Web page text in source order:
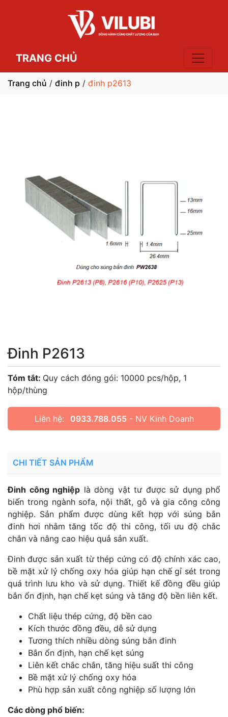
TRANG CHỦ
Trang chủ / đinh p / đinh p2613
Đinh P2613
Tóm tắt: Quy cách đóng gói: 10000 pcs/hộp, 1
hộp/thùng
Liên hệ: 0933.788.055- NV Kinh Doanh
CHI TIẾT SẢN PHẨM
Đinh công nghiệp là dòng vật tư được sử dụng phổ
biến trong ngành sofa, nội thất, gỗ và gia công công
nghiệp. Sản phẩm được dùng kết hợp với súng bắn
đinh hơi nhằm tăng tốc độ thi công, tối ưu độ chắc
chắn và nâng cao hiệu quả sản xuất.
Đinh được sản xuất từ thép cứng có độ chính xác cao,
bề mặt xử lý chống oxy hóa giúp hạn chế gỉ sét trong
quá trình lưu kho và sử dụng. Thiết kế đồng đều giúp
bắn ổn định, hạn chế kẹt súng và tăng độ bền liên kết.
Chất liệu thép cứng, độ bền cao
Kích thước đồng đều, dễ sử dụng
Tương thích nhiều dòng súng bắn đinh
Bắn ổn định, hạn chế kẹt súng
Liên kết chắc chắn, tăng hiệu suất thi công
Bề mặt xử lý chống oxy hóa
Phù hợp sản xuất công nghiệp số lượng lớn
Các dòng phổ biến: